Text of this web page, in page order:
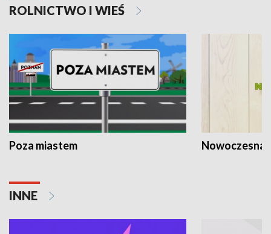
ROLNICTWO I WIEŚ
Poza miastem Nowoczesna
INNE